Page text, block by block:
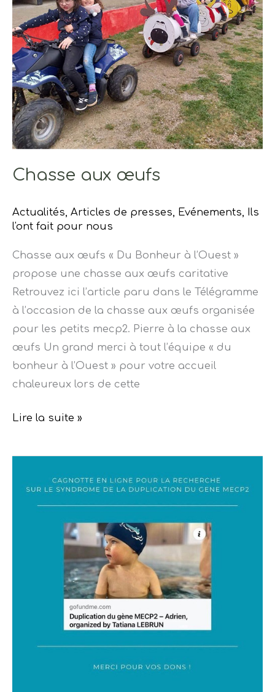
Chasse aux œufs
Actualités, Articles de presses, Evénements, Ils
l'ont fait pour nous
Chasse aux œufs « Du Bonheur à l’Ouest »
propose une chasse aux œufs caritative
Retrouvez ici l’article paru dans le Télégramme
à l’occasion de la chasse aux œufs organisée
pour les petits mecp2. Pierre à la chasse aux
œufs Un grand merci à tout l’équipe « du
bonheur à l’Ouest » pour votre accueil
chaleureux lors de cette
Lire la suite »